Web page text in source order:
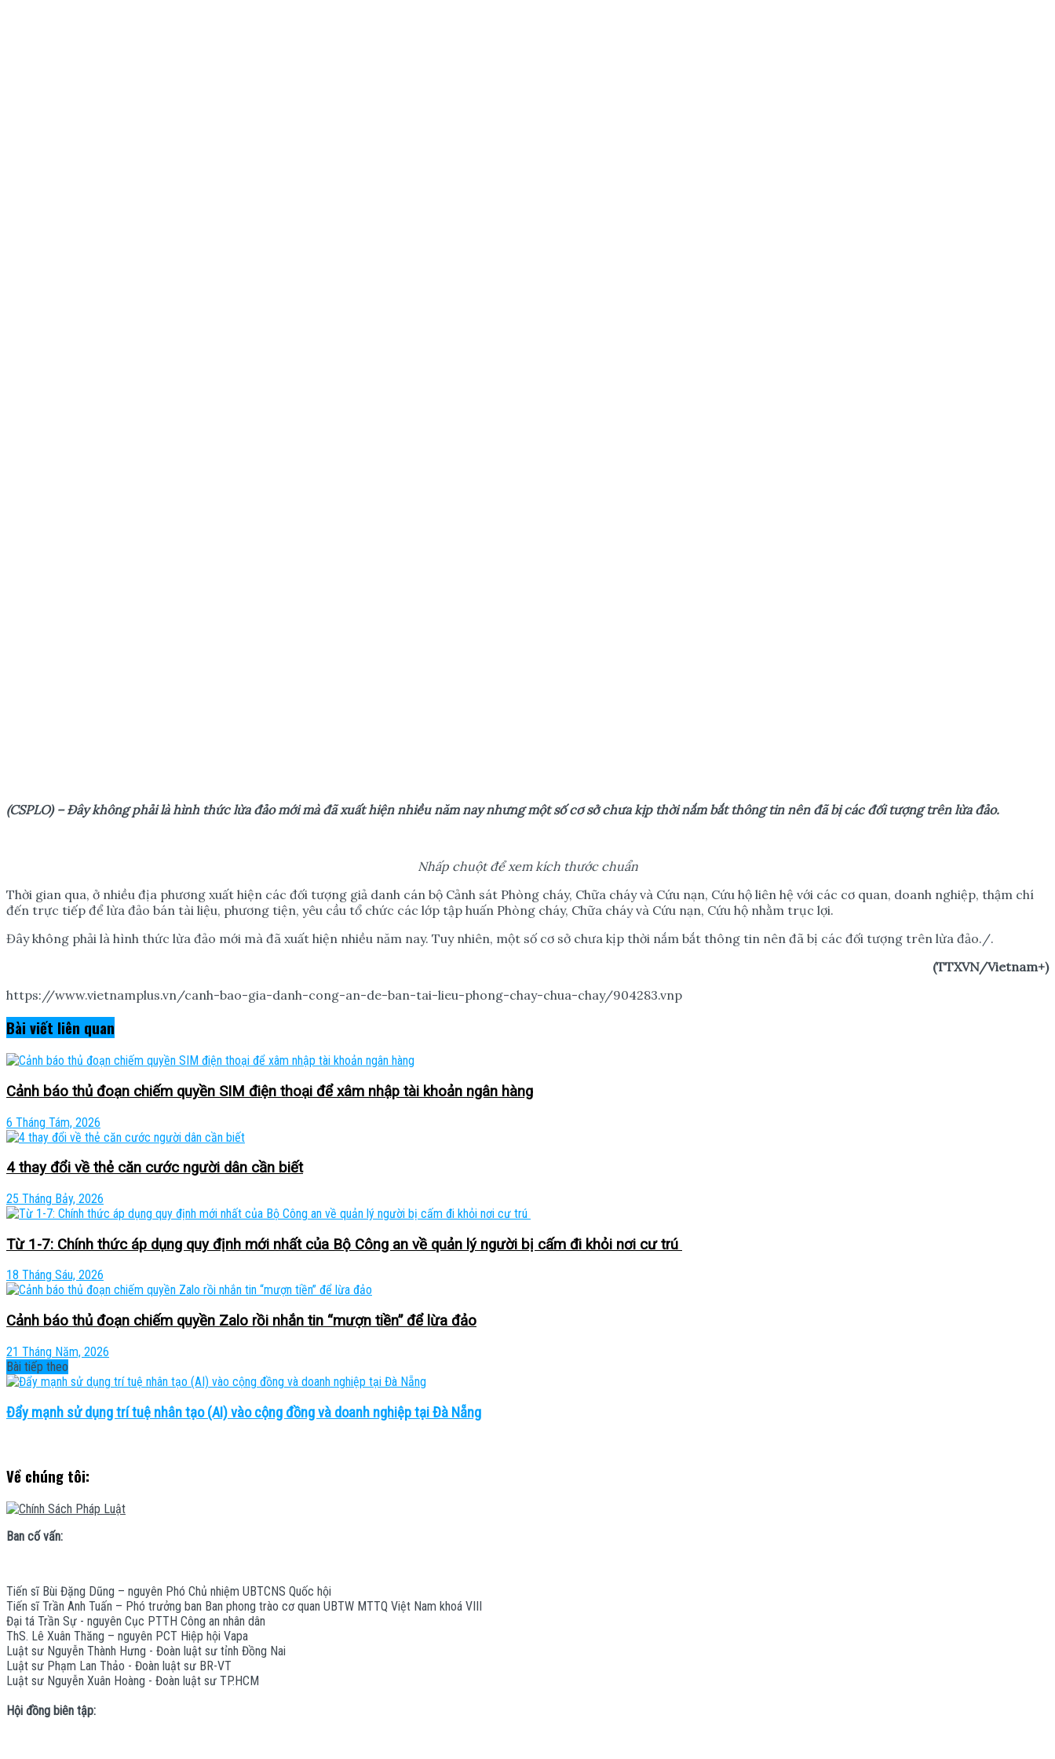
(CSPLO) – Đây không phải là hình thức lừa đảo mới mà đã xuất hiện nhiều năm nay nhưng một sốcơsởchưa kịp thời nắm bắt thông tin nên đã bịcác đối tượng trên lừa đảo.
Nhấp chuột đểxem kích thước chuẩn
Thời gian qua, ở nhiều địa phương xuất hiện các đối tượng giả danh cán bộ Cảnh sát Phòng cháy, Chữa cháy và Cứu nạn, Cứu hộ liên hệ với các cơ quan, doanh nghiệp, thậm chí
đến trực tiếp để lừa đảo bán tài liệu, phương tiện, yêu cầu tổ chức các lớp tập huấn Phòng cháy, Chữa cháy và Cứu nạn, Cứu hộ nhằm trục lợi.
Đây không phải là hình thức lừa đảo mới mà đã xuất hiện nhiều năm nay. Tuy nhiên, một số cơ sở chưa kịp thời nắm bắt thông tin nên đã bị các đối tượng trên lừa đảo./.
(TTXVN/Vietnam+)
https://www.vietnamplus.vn/canh-bao-gia-danh-cong-an-de-ban-tai-lieu-phong-chay-chua-chay/904283.vnp
Bài viết liên quan
Cảnh báo thủ đoạn chiếm quyền SIM điện thoại để xâm nhập tài khoản ngân hàng
6 Tháng Tám, 2026
4 thay đổi về thẻ căn cước người dân cần biết
25 Tháng Bảy, 2026
Từ 1-7: Chính thức áp dụng quy định mới nhất của Bộ Công an về quản lý người bị cấm đi khỏi nơi cư trú
18 Tháng Sáu, 2026
Cảnh báo thủ đoạn chiếm quyền Zalo rồi nhắn tin “mượn tiền” để lừa đảo
21 Tháng Năm, 2026
Bài tiếp theo
Đẩy mạnh sử dụng trí tuệ nhân tạo (AI) vào cộng đồng và doanh nghiệp tại Đà Nẵng
Về chúng tôi:
Ban cố vấn:
Tiến sĩ Bùi Đặng Dũng – nguyên Phó Chủ nhiệm UBTCNS Quốc hội
Tiến sĩ Trần Anh Tuấn – Phó trưởng ban Ban phong trào cơ quan UBTW MTTQ Việt Nam khoá VIII
Đại tá Trần Sự - nguyên Cục PTTH Công an nhân dân
ThS. Lê Xuân Thăng – nguyên PCT Hiệp hội Vapa
Luật sư Nguyễn Thành Hưng - Đoàn luật sư tỉnh Đồng Nai
Luật sư Phạm Lan Thảo - Đoàn luật sư BR-VT
Luật sư Nguyễn Xuân Hoàng - Đoàn luật sư TP.HCM
Hội đồng biên tập: